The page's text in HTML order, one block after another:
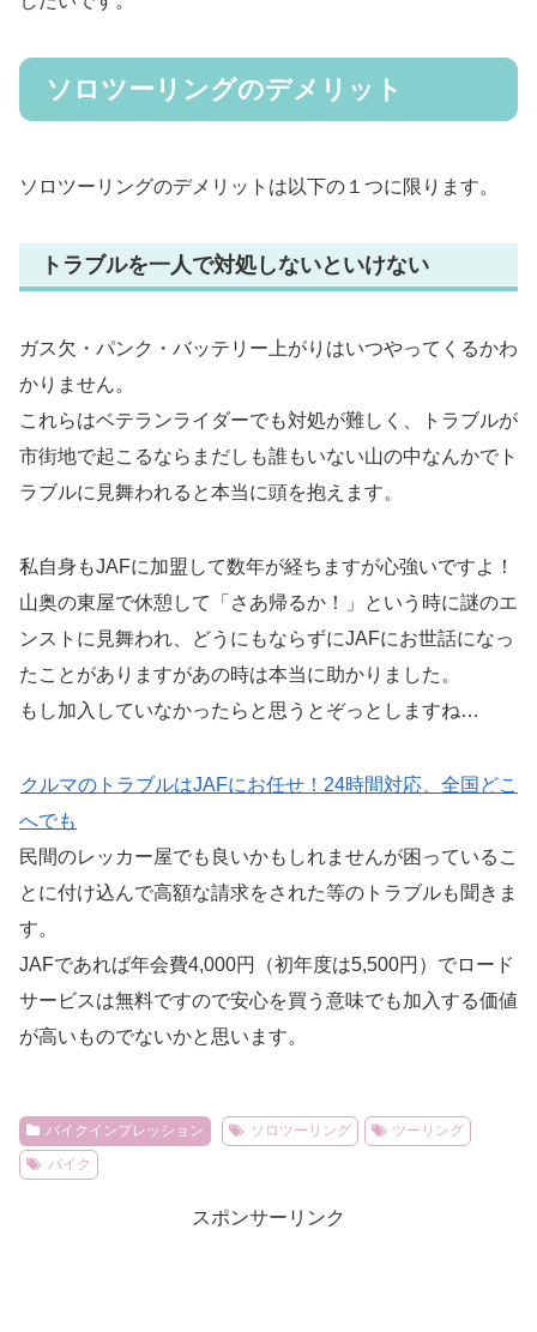
ソロツーリングのデメリット
ソロツーリングのデメリットは以下の１つに限ります。
トラブルを一人で対処しないといけない
ガス欠・パンク・バッテリー上がりはいつやってくるかわ
かりません。
これらはベテランライダーでも対処が難しく、トラブルが
市街地で起こるならまだしも誰もいない山の中なんかでト
ラブルに見舞われると本当に頭を抱えます。
私自身もJAFに加盟して数年が経ちますが心強いですよ！
山奥の東屋で休憩して「さあ帰るか！」という時に謎のエ
ンストに見舞われ、どうにもならずにJAFにお世話になっ
たことがありますがあの時は本当に助かりました。
もし加入していなかったらと思うとぞっとしますね…
クルマのトラブルはJAFにお任せ！24時間対応、全国どこ
へでも
民間のレッカー屋でも良いかもしれませんが困っているこ
とに付け込んで高額な請求をされた等のトラブルも聞きま
す。
JAFであれば年会費4,000円（初年度は5,500円）でロード
サービスは無料ですので安心を買う意味でも加入する価値
が高いものでないかと思います。
バイクインプレッション ソロツーリング
ツーリング
バイク
スポンサーリンク